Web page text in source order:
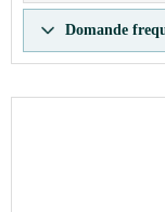
Domande